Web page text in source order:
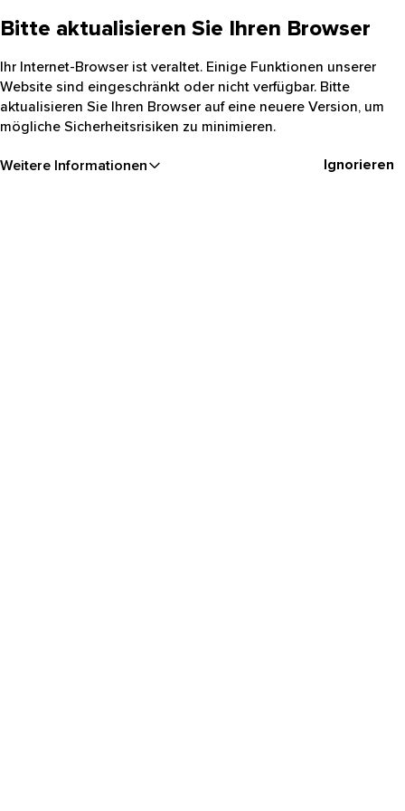
Bitte aktualisieren Sie Ihren Browser
Ihr Internet-Browser ist veraltet. Einige Funktionen unserer
Website sind eingeschränkt oder nicht verfügbar. Bitte
aktualisieren Sie Ihren Browser auf eine neuere Version, um
mögliche Sicherheitsrisiken zu minimieren.
Weitere Informationen Ignorieren